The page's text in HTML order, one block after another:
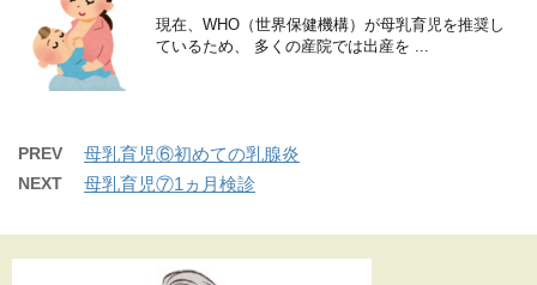
現在、WHO（世界保健機構）が母乳育児を推奨し
ているため、 多くの産院では出産を ...
PREV 母乳育児⑥初めての乳腺炎
NEXT 母乳育児⑦1ヵ月検診